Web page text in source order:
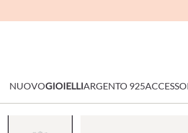
NUOVOGIOIELLIARGENTO 925